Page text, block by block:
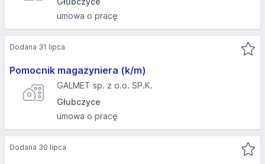
umowa o pracę
Pomocnik magazyniera (k/m)
GALMET sp. z o.o. SP.K.
Głubczyce
umowa o pracę
Dodana 31 lipca
Dodana 30 lipca